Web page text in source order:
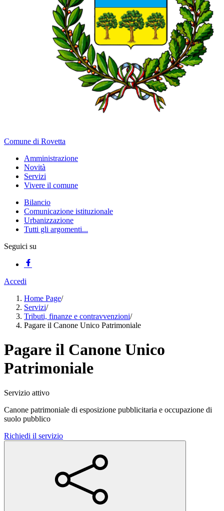
Comune di Rovetta
Amministrazione
Novità
Servizi
Vivere il comune
Bilancio
Comunicazione istituzionale
Urbanizzazione
Tutti gli argomenti...
Seguici su
Accedi
Home Page/
Servizi/
Tributi, finanze e contravvenzioni/
Pagare il Canone Unico Patrimoniale
Pagare il Canone Unico
Patrimoniale
Servizio attivo
Canone patrimoniale di esposizione pubblicitaria e occupazione di
suolo pubblico
Richiedi il servizio